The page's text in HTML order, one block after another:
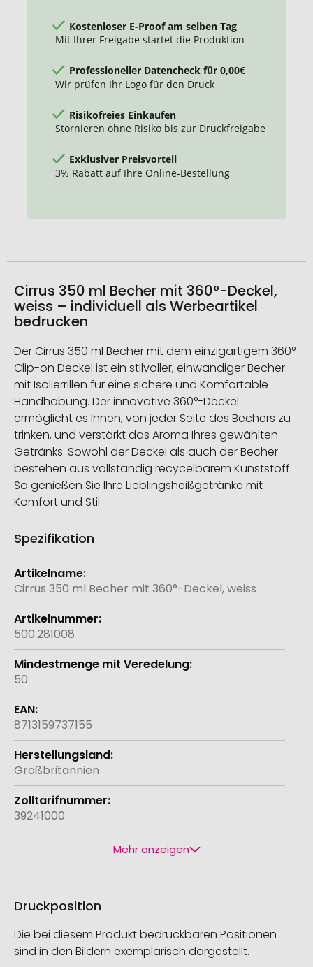
Kostenloser E-Proof am selben Tag
Mit Ihrer Freigabe startet die Produktion
Professioneller Datencheck für 0,00€
Wir prüfen Ihr Logo für den Druck
Risikofreies Einkaufen
Stornieren ohne Risiko bis zur Druckfreigabe
Exklusiver Preisvorteil
3% Rabatt auf Ihre Online-Bestellung
Cirrus 350 ml Becher mit 360°-Deckel,
weiss – individuell als Werbeartikel
bedrucken
Der Cirrus 350 ml Becher mit dem einzigartigem 360°
Clip-on Deckel ist ein stilvoller, einwandiger Becher
mit Isolierrillen für eine sichere und Komfortable
Handhabung. Der innovative 360°-Deckel
ermöglicht es Ihnen, von jeder Seite des Bechers zu
trinken, und verstärkt das Aroma Ihres gewählten
Getränks. Sowohl der Deckel als auch der Becher
bestehen aus vollständig recycelbarem Kunststoff.
So genießen Sie Ihre Lieblingsheißgetränke mit
Komfort und Stil.
Spezifikation
Weitere
Informationen
Cirrus 350 ml Becher mit 360°-Deckel, weiss
500.281008
50
8713159737155
Großbritannien
39241000
Mehr anzeigen
Druckposition
Die bei diesem Produkt bedruckbaren Positionen
sind in den Bildern exemplarisch dargestellt.